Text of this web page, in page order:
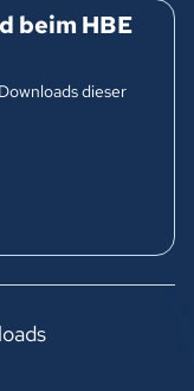
beim HBE
dieser